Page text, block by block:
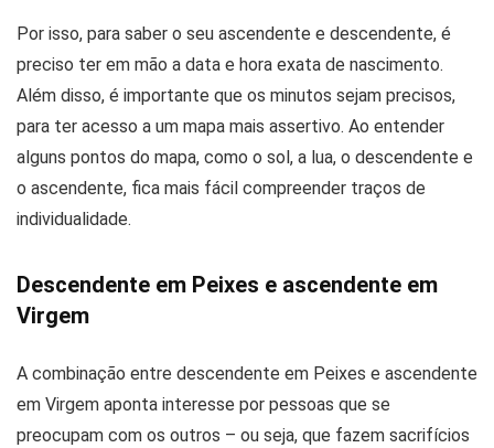
Por isso, para saber o seu ascendente e descendente, é
preciso ter em mão a data e hora exata de nascimento.
Além disso, é importante que os minutos sejam precisos,
para ter acesso a um mapa mais assertivo. Ao entender
alguns pontos do mapa, como o sol, a lua, o descendente e
o ascendente, fica mais fácil compreender traços de
individualidade.
Descendente em Peixes e ascendente em
Virgem
A combinação entre descendente em Peixes e ascendente
em Virgem aponta interesse por pessoas que se
preocupam com os outros – ou seja, que fazem sacrifícios